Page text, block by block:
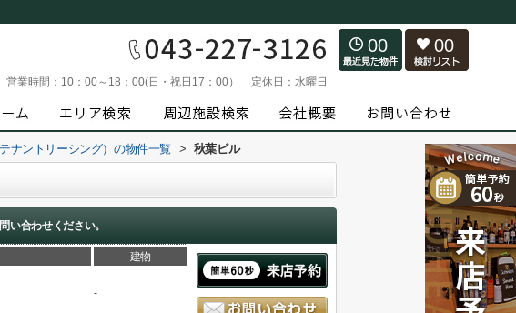
営業時間： 10：00～18：00(日・祝日17：00） 定休日： 水曜日
00 00
ナントリーシング）の物件一覧 > 秋葉ビル
い合わせください。
建物
-
-